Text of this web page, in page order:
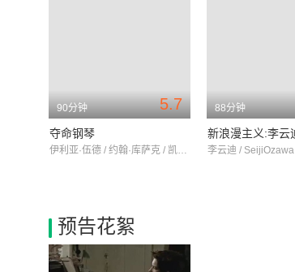
5.7
90分钟
夺命钢琴
伊利亚·伍德 / 约翰·库萨克 / 凯瑞·碧许
88分钟
新浪漫主义:李云
预告花絮